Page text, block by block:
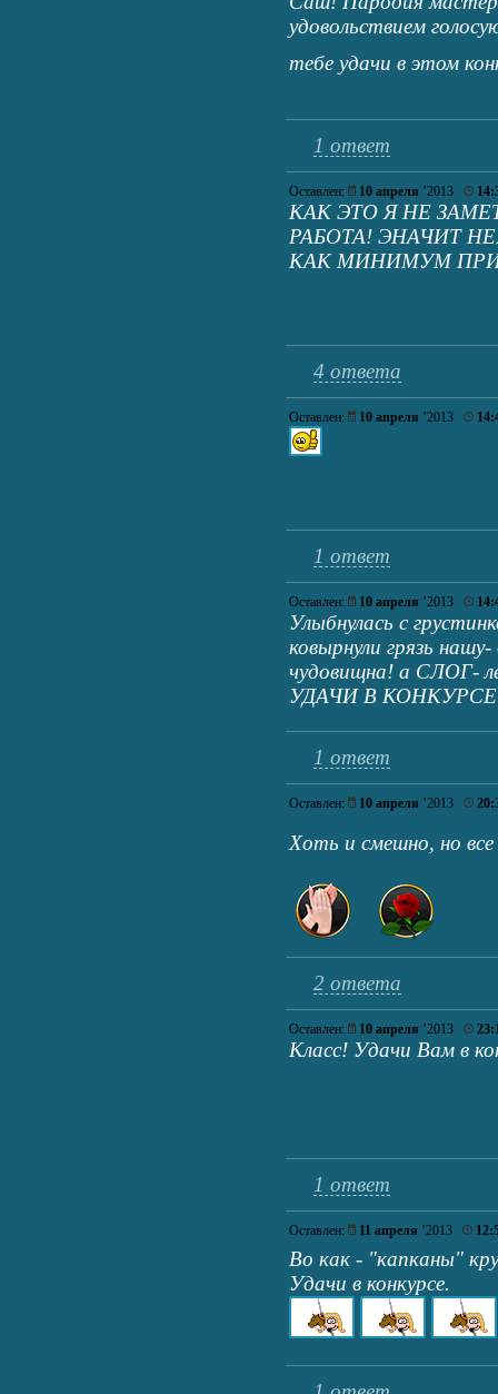
удовольствием
тебе удачи в этом
1 ответ
Оставлен: 10 апреля ’2013
КАК ЭТО Я НЕ
РАБОТА! ЭНАЧИТ
КАК МИНИМУМ
4 ответа
Оставлен: 10 апреля ’2013
1 ответ
Оставлен: 10 апреля ’2013
Улыбнулась с
ковырнули грязь
чудовищна! а СЛОГ-
УДАЧИ В
1 ответ
Оставлен: 10 апреля ’2013
Хоть и смешно, но
2 ответа
Оставлен: 10 апреля ’2013
Класс! Удачи Вам в
1 ответ
Оставлен: 11 апреля ’2013
Во как - "капканы"
Удачи в конкурсе.